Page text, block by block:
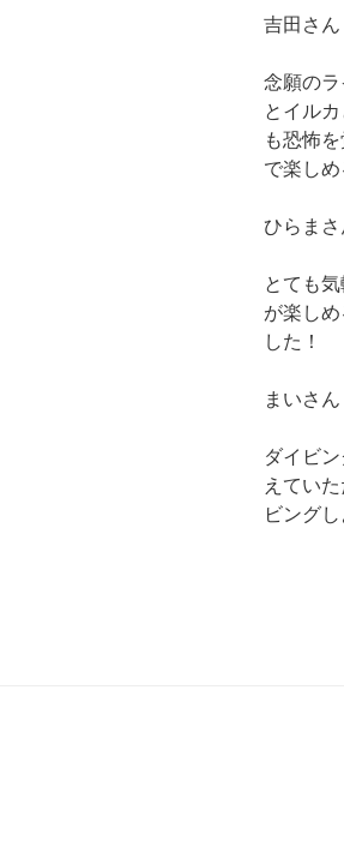
吉田さん
念願の
とイル
も恐怖
で楽し
ひらまさ
とても
が楽し
した！
まいさん
ダイビ
えてい
ビング